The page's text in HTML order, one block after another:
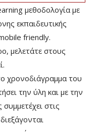
μεθοδολογία με
εκπαιδευτικής
friendly.
μελετάτε στους
χρονοδιάγραμμα του
την ύλη και με την
στις